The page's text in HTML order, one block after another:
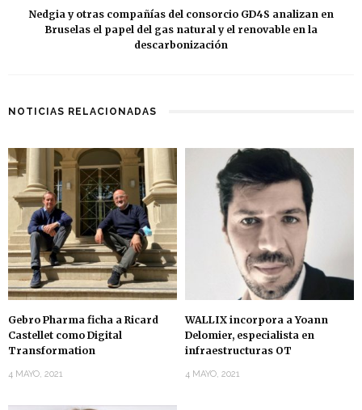
Nedgia y otras compañías del consorcio GD4S analizan en
Bruselas el papel del gas natural y el renovable en la
descarbonización
NOTICIAS RELACIONADAS
Gebro Pharma ficha a Ricard
Castellet como Digital
Transformation
4 MAYO, 2021
WALLIX incorpora a Yoann
Delomier, especialista en
infraestructuras OT
4 MAYO, 2021